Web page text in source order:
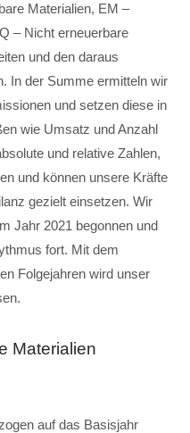
Materialien, EM –
– Nicht erneuerbare
und den daraus
In der Summe ermitteln wir
und setzen diese in
wie Umsatz und Anzahl
und relative Zahlen,
und können unsere Kräfte
gezielt einsetzen. Wir
Jahr 2021 begonnen und
fort. Mit dem
Folgejahren wird unser
Materialien
auf das Basisjahr